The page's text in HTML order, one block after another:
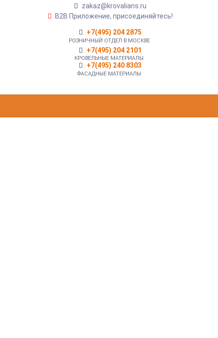
zakaz@krovalians.ru
B2B Приложение, присоединяйтесь!
+7(495) 204 2875
РОЗНИЧНЫЙ ОТДЕЛ В МОСКВЕ
+7(495) 204 2101
КРОВЕЛЬНЫЕ МАТЕРИАЛЫ
+7(495) 240 8303
ФАСАДНЫЕ МАТЕРИАЛЫ